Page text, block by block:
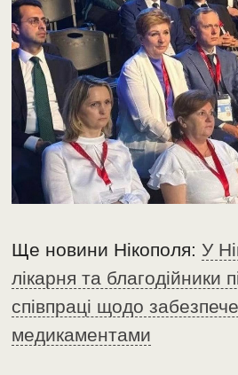
Ще новини Нікополя:У
лікарня та благодійники
співпраці щодо
медикаментами